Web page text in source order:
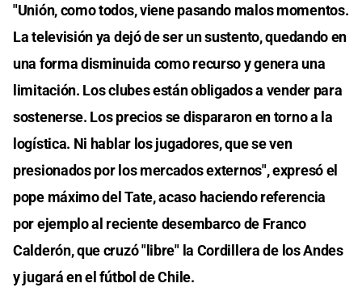
"Unión, como todos, viene pasando malos momentos.
La televisión ya dejó de ser un sustento, quedando en
una forma disminuida como recurso y genera una
limitación. Los clubes están obligados a vender para
sostenerse. Los precios se dispararon en torno a la
logística. Ni hablar los jugadores, que se ven
presionados por los mercados externos", expresó el
pope máximo del Tate, acaso haciendo referencia
por ejemplo al reciente desembarco de Franco
Calderón, que cruzó "libre" la Cordillera de los Andes
y jugará en el fútbol de Chile.